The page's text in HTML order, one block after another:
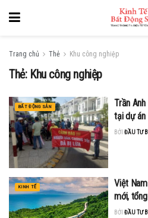
Trang chủ Thẻ Khu công nghiệp
Thẻ: Khu công nghiệp
BẤT ĐỘNG SẢN
Trần
tại dự án
BỞI ĐẦU TƯ
KINH TẾ
Việt
mới,
BỞI ĐẦU TƯ